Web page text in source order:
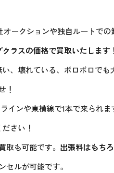
ークションや独自ルートで
ラスの価格で買取いたします
、壊れている、ボロボロで
！
ンや東横線で1本で来られ
さい！
も可能です。 出張料はもち
セルが可能です。